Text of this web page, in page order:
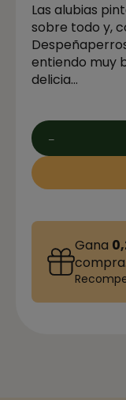
Las alubias
sobre todo y,
entiendo muy
delicia…
Gana
compra.